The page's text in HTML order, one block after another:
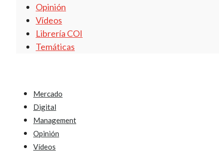
Opinión
Vídeos
Librería COI
Temáticas
Mercado
Digital
Management
Opinión
Vídeos